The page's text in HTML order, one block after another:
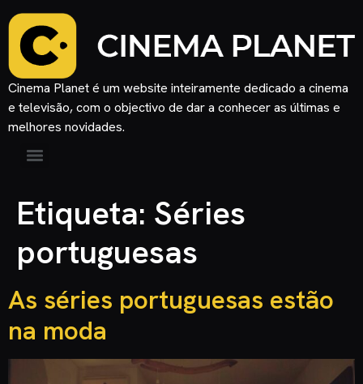
Cinema Planet é um website inteiramente dedicado a cinema
e televisão, com o objectivo de dar a conhecer as últimas e
melhores novidades.
Etiqueta: Séries
portuguesas
As séries portuguesas estão
na moda